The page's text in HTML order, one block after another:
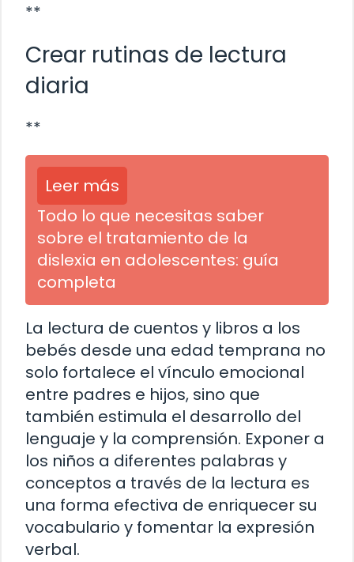
**
Crear rutinas de lectura
diaria
**
Leer más
Todo lo que necesitas saber
sobre el tratamiento de la
dislexia en adolescentes: guía
completa
La lectura de cuentos y libros a los
bebés desde una edad temprana no
solo fortalece el vínculo emocional
entre padres e hijos, sino que
también estimula el desarrollo del
lenguaje y la comprensión. Exponer a
los niños a diferentes palabras y
conceptos a través de la lectura es
una forma efectiva de enriquecer su
vocabulario y fomentar la expresión
verbal.